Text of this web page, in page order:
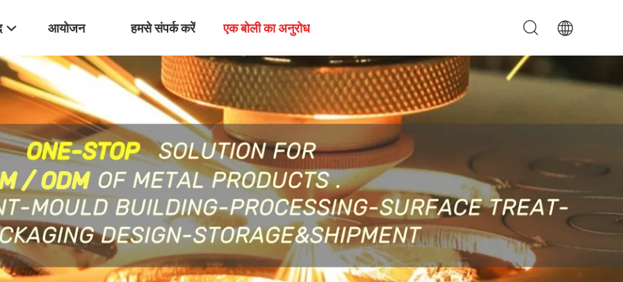
आयोजन हमसे संपर्क करें एक बोली का अनुरोध